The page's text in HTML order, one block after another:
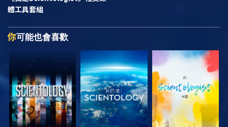
體工具套組
你可能也會喜歡